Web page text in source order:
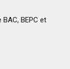
BEPC et